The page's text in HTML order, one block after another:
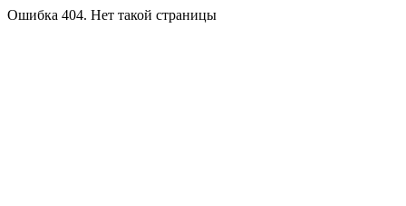
Ошибка 404. Нет такой страницы